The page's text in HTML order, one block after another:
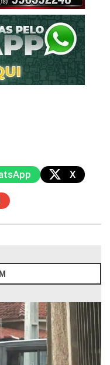
X